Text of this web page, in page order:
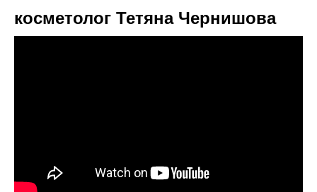
косметолог Тетяна Чернишова